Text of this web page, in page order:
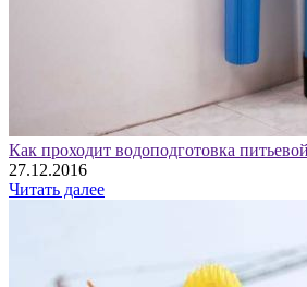
Как проходит водоподготовка
27.12.2016
Читать далее